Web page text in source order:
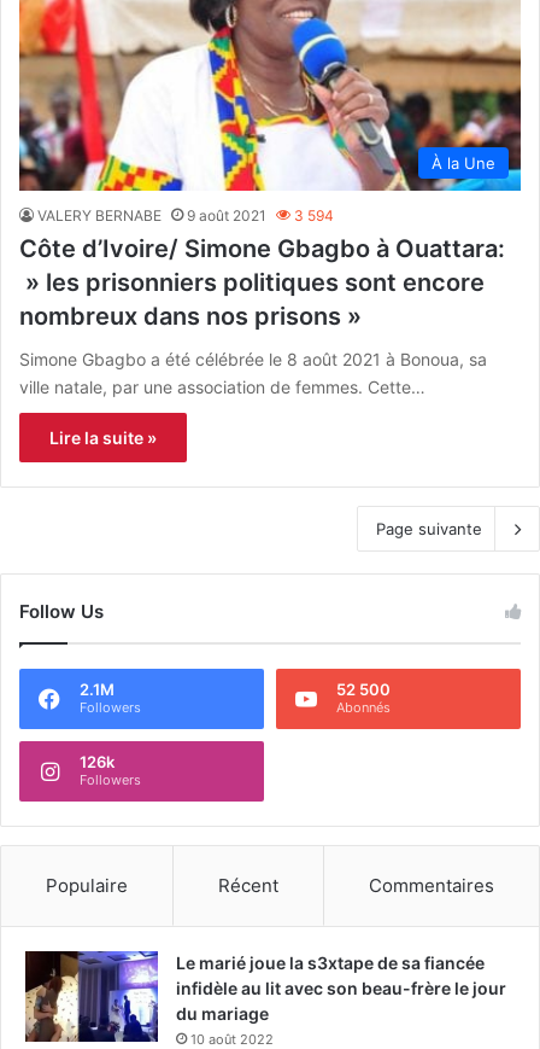
À la Une
VALERY BERNABE 9 août 2021 3 594
Côte d’Ivoire/ Simone Gbagbo à Ouattara:
» les prisonniers politiques sont encore
nombreux dans nos prisons »
Simone Gbagbo a été célébrée le 8 août 2021 à Bonoua, sa
ville natale, par une association de femmes. Cette…
Lire la suite »
Page suivante
Follow Us
2.1M
Followers
52 500
Abonnés
126k
Followers
Populaire Récent Commentaires
Le marié joue la s3xtape de sa fiancée
infidèle au lit avec son beau-frère le jour
du mariage
10 août 2022